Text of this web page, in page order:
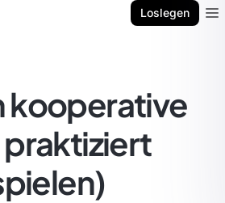
Loslegen
kooperative
praktiziert